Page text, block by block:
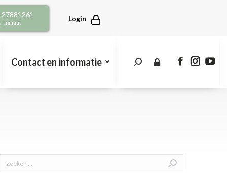
minuut Login
Contact en informatie Search:
Facebook
Search: